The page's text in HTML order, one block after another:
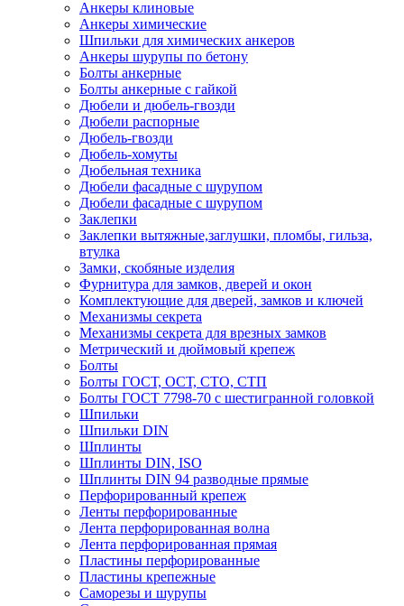
Анкеры клиновые
Анкеры химические
Шпильки для химических анкеров
Анкеры шурупы по бетону
Болты анкерные
Болты анкерные с гайкой
Дюбели и дюбель-гвозди
Дюбели распорные
Дюбель-гвозди
Дюбель-хомуты
Дюбельная техника
Дюбели фасадные с шурупом
Дюбели фасадные с шурупом
Заклепки
Заклепки вытяжные,заглушки, пломбы, гильза,
втулка
Замки, скобяные изделия
Фурнитура для замков, дверей и окон
Комплектующие для дверей, замков и ключей
Механизмы секрета
Механизмы секрета для врезных замков
Метрический и дюймовый крепеж
Болты
Болты ГОСТ, ОСТ, СТО, СТП
Болты ГОСТ 7798-70 с шестигранной головкой
Шпильки
Шпильки DIN
Шплинты
Шплинты DIN, ISO
Шплинты DIN 94 разводные прямые
Перфорированный крепеж
Ленты перфорированные
Лента перфорированная волна
Лента перфорированная прямая
Пластины перфорированные
Пластины крепежные
Саморезы и шурупы